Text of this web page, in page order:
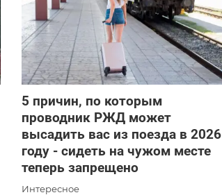
5 причин, по которым
проводник РЖД может
высадить вас из поезда в 2026
году - сидеть на чужом месте
теперь запрещено
Интересное